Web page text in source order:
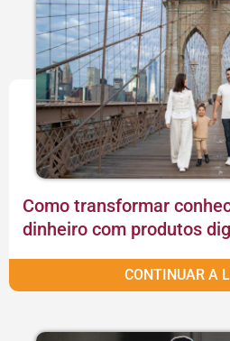
Como transformar
dinheiro com produtos
CONTINUAR A